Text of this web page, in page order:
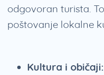
odgovoran turista.
poštovanje lokalne
Kultura i običaji: